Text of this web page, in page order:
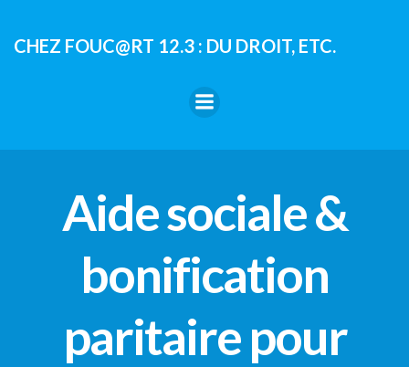
contenu
CHEZ FOUC@RT 12.3 : DU DROIT, ETC.
Aide sociale &
bonification
paritaire pour